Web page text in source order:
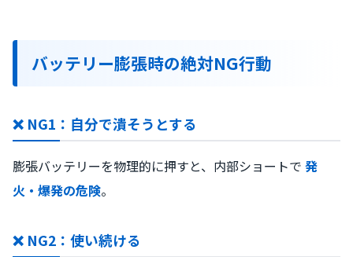
バッテリー膨張時の絶対NG行動
❌ NG1：自分で潰そうとする
膨張バッテリーを物理的に押すと、内部ショートで 発
火・爆発の危険。
❌ NG2：使い続ける